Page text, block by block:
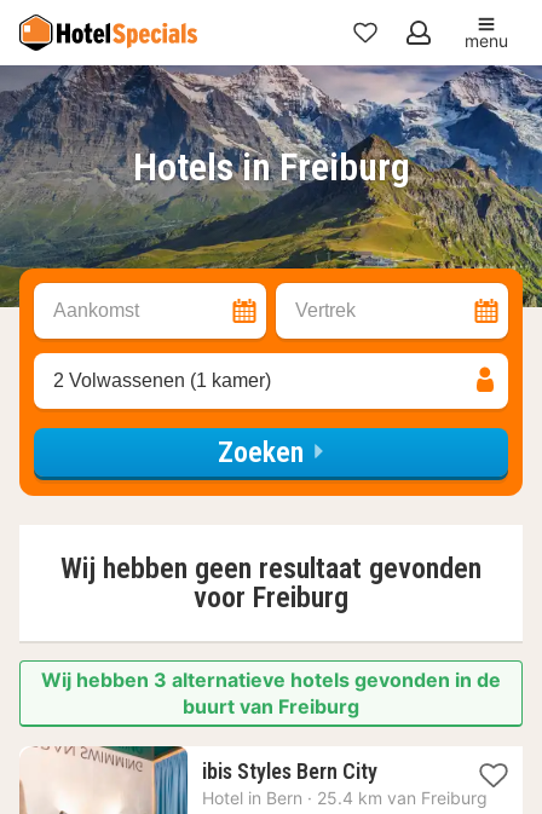
Mijn
favorieten
menu
Hotels in Freiburg
Aankomst Vertrek
2 Volwassenen (1 kamer)
Zoeken
Wij hebben geen resultaat gevonden
voor Freiburg
Wij hebben 3 alternatieve hotels gevonden in de
buurt van Freiburg
ibis Styles Bern City1
nacht
Hotel in Bern · 25.4 km van Freiburg